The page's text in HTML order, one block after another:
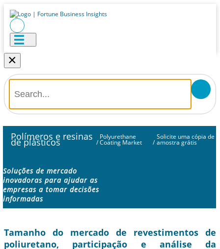
×
Polímeros e resinas
de plásticos /
Polyurethane
Coating Market /
Solicite uma cópia de
amostra grátis
Soluções de mercado
inovadoras para ajudar as
empresas a tomar decisões
informadas
Tamanho do mercado de revestimentos de
poliuretano, participação e análise da